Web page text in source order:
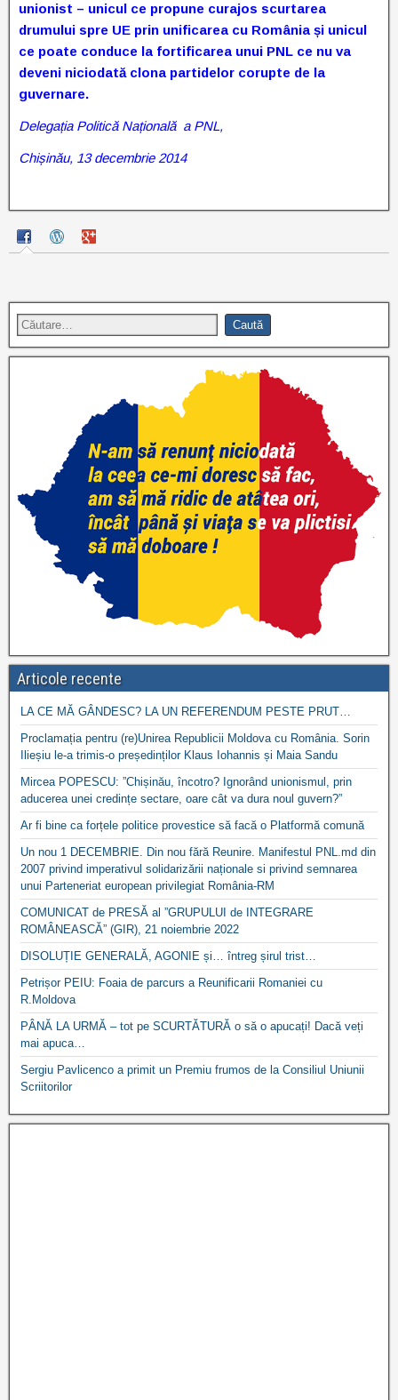
unionist – unicul ce propune curajos scurtarea
drumului spre UE prin unificarea cu România și unicul
ce poate conduce la fortificarea unui PNL ce nu va
deveni niciodată clona partidelor corupte de la
guvernare.
Delegația Politică Națională a PNL,
Chișinău, 13 decembrie 2014
Articole recente
LA CE MĂ GÂNDESC? LA UN REFERENDUM PESTE PRUT…
Proclamația pentru (re)Unirea Republicii Moldova cu România. Sorin
Ilieșiu le-a trimis-o președinților Klaus Iohannis și Maia Sandu
Mircea POPESCU: ”Chișinău, încotro? Ignorând unionismul, prin
aducerea unei credințe sectare, oare cât va dura noul guvern?”
Ar fi bine ca forțele politice provestice să facă o Platformă comună
Un nou 1 DECEMBRIE. Din nou fără Reunire. Manifestul PNL.md din
2007 privind imperativul solidarizării naționale si privind semnarea
unui Parteneriat european privilegiat România-RM
COMUNICAT de PRESĂ al ”GRUPULUI de INTEGRARE
ROMÂNEASCĂ” (GIR), 21 noiembrie 2022
DISOLUȚIE GENERALĂ, AGONIE și… întreg șirul trist…
Petrișor PEIU: Foaia de parcurs a Reunificarii Romaniei cu
R.Moldova
PÂNĂ LA URMĂ – tot pe SCURTĂTURĂ o să o apucați! Dacă veți
mai apuca…
Sergiu Pavlicenco a primit un Premiu frumos de la Consiliul Uniunii
Scriitorilor